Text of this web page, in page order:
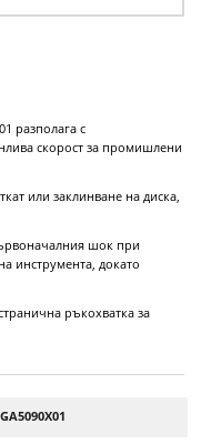
разполага с
скорост за промишлени
или заклинване на диска,
шок при
инструмента, докато
ръкохватка за
GA5090X01